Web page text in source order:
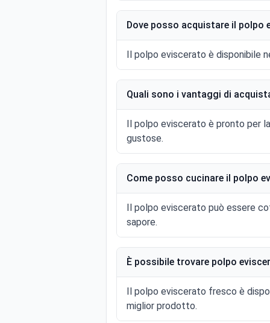
Dove posso acquistare il polpo
Il polpo eviscerato è disponibile
Quali sono i vantaggi di
Il polpo eviscerato è pronto per
gustose.
Come posso cucinare il polpo
Il polpo eviscerato può essere
sapore.
È possibile trovare polpo
Il polpo eviscerato fresco è
miglior prodotto.